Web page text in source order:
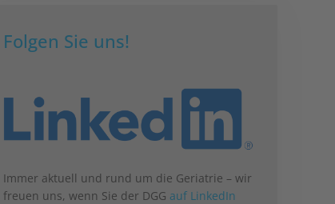
Folgen Sie uns!
Immer aktuell und rund um die Geriatrie – wir
freuen uns, wenn Sie der DGG auf LinkedIn